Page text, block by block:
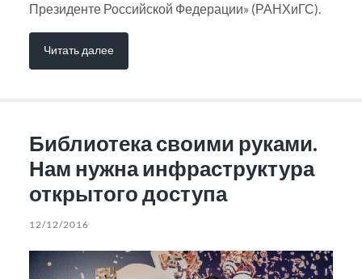
Президенте Российской Федерации» (РАНХиГС).
Читать далее
Библиотека своими руками.
Нам нужна инфраструктура
открытого доступа
12/12/2016